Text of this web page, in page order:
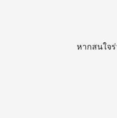
หากสนใจ